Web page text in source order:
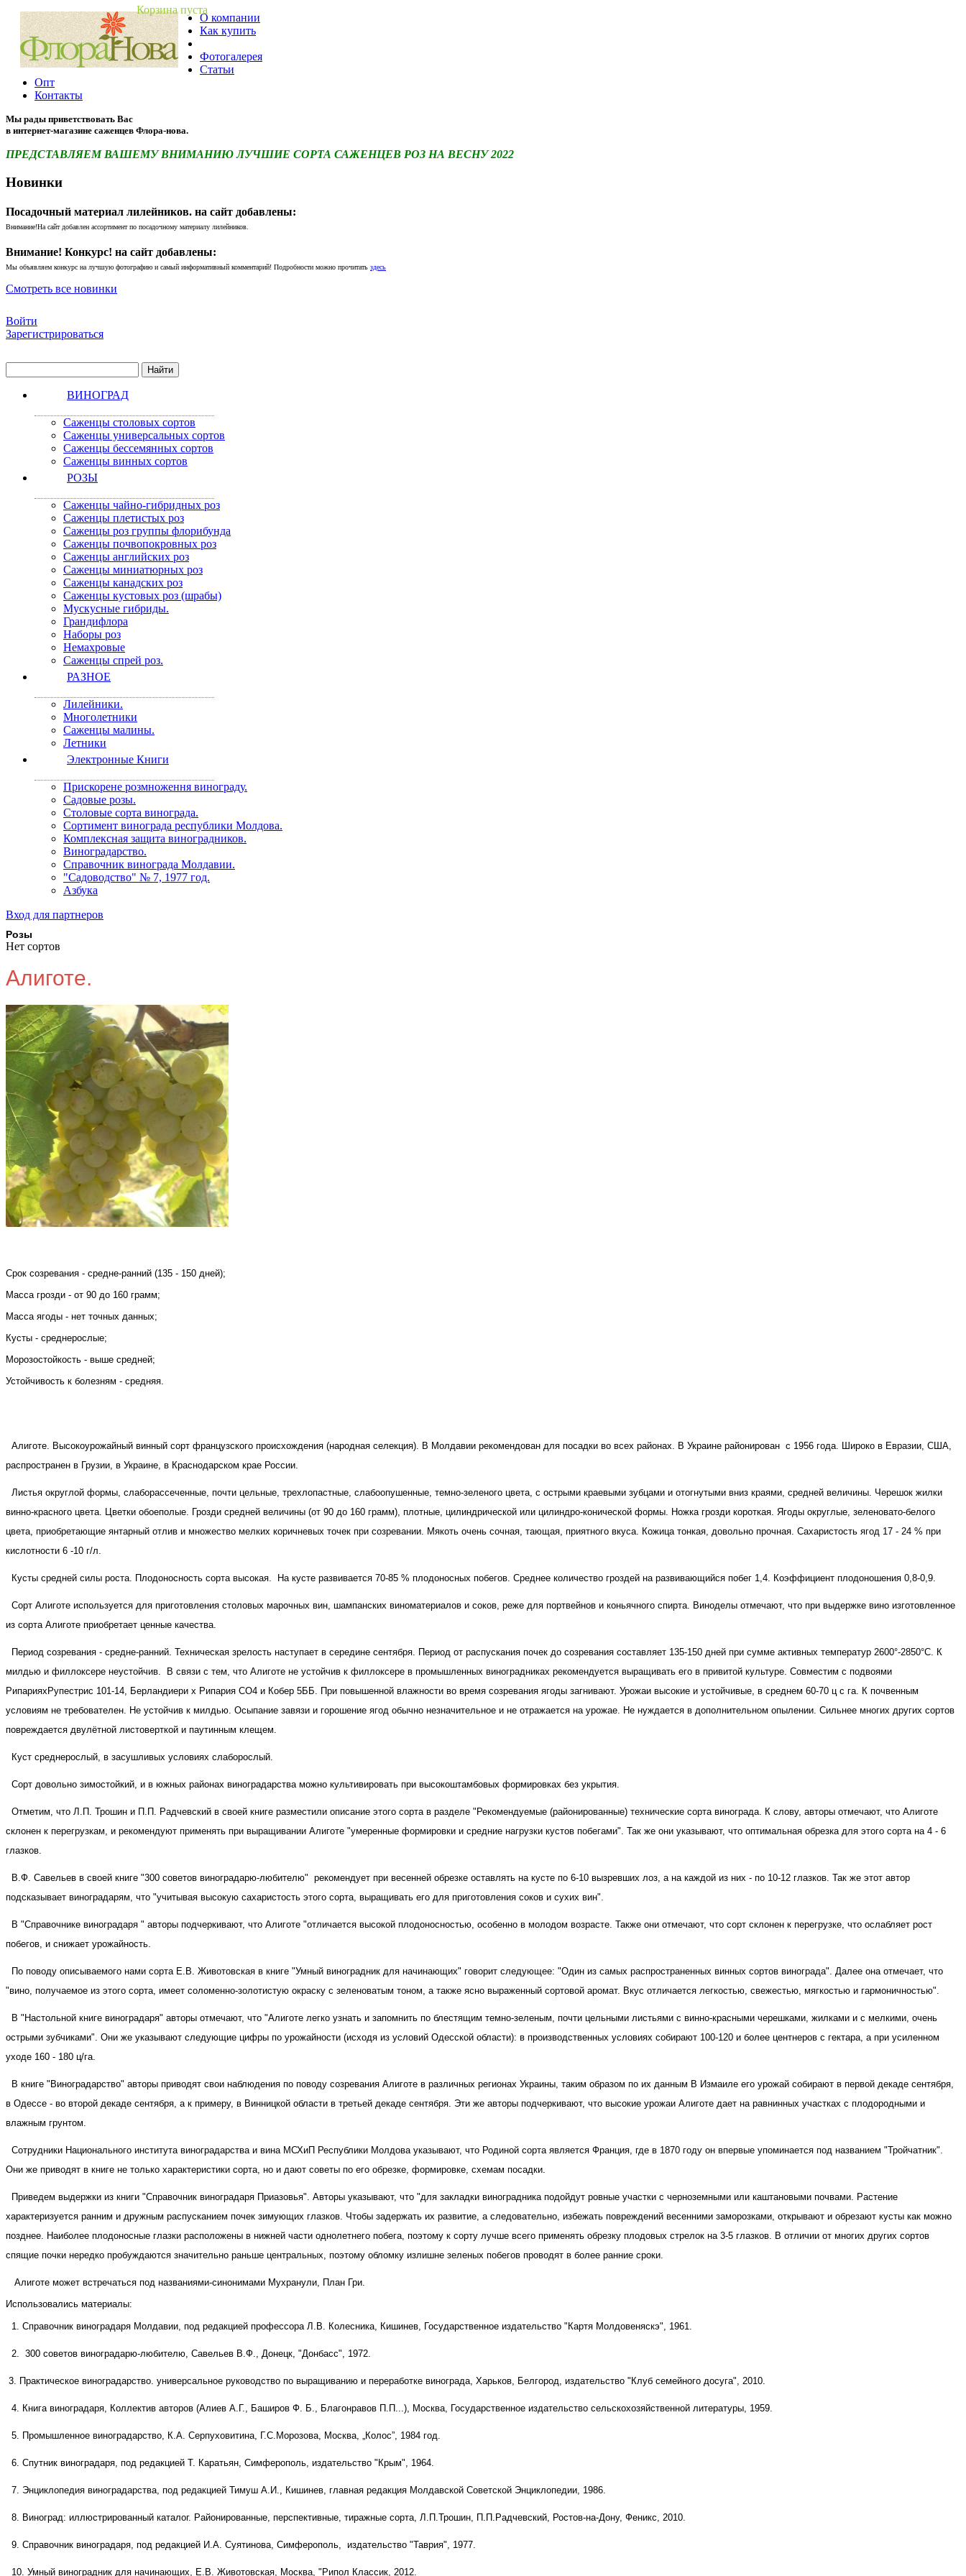
Корзина пуста
О компании
Как купить
Фотогалерея
Статьи
Опт
Контакты
Мы рады приветствовать Вас
в интернет-магазине саженцев Флора-нова.
ПРЕДСТАВЛЯЕМ ВАШЕМУ ВНИМАНИЮ ЛУЧШИЕ СОРТА САЖЕНЦЕВ РОЗ НА ВЕСНУ 2022
Новинки
Посадочный материал лилейников. на сайт добавлены:
Внимание!На сайт добавлен ассортимент по посадочному материалу лилейников.
Внимание! Конкурс! на сайт добавлены:
Мы объявляем конкурс на лучшую фотографию и самый информативный комментарий! Подробности можно прочитать здесь
Смотреть все новинки
Войти
Зарегистрироваться
ВИНОГРАД
Саженцы столовых сортов
Саженцы универсальных сортов
Саженцы бессемянных сортов
Саженцы винных сортов
РОЗЫ
Саженцы чайно-гибридных роз
Саженцы плетистых роз
Саженцы роз группы флорибунда
Саженцы почвопокровных роз
Саженцы английских роз
Саженцы миниатюрных роз
Саженцы канадских роз
Саженцы кустовых роз (шрабы)
Мускусные гибриды.
Грандифлора
Наборы роз
Немахровые
Саженцы спрей роз.
РАЗНОЕ
Лилейники.
Многолетники
Саженцы малины.
Летники
Электронные Книги
Прискорене розмноження винограду.
Садовые розы.
Столовые сорта винограда.
Сортимент винограда республики Молдова.
Комплексная защита виноградников.
Виноградарство.
Справочник винограда Молдавии.
"Садоводство" № 7, 1977 год.
Азбука
Вход для партнеров
Розы
Нет сортов
Алиготе.
Срок созревания - средне-ранний (135 - 150 дней);
Масса грозди - от 90 до 160 грамм;
Масса ягоды - нет точных данных;
Кусты - среднерослые;
Морозостойкость - выше средней;
Устойчивость к болезням - средняя.
Алиготе. Высокоурожайный винный сорт французского происхождения (народная селекция). В Молдавии рекомендован для посадки во всех районах. В Украине районирован с 1956 года. Широко в Евразии, США,
распространен в Грузии, в Украине, в Краснодарском крае России.
Листья округлой формы, слаборассеченные, почти цельные, трехлопастные, слабоопушенные, темно-зеленого цвета, с острыми краевыми зубцами и отогнутыми вниз краями, средней величины. Черешок жилки
винно-красного цвета. Цветки обоеполые. Грозди средней величины (от 90 до 160 грамм), плотные, цилиндрической или цилиндро-конической формы. Ножка грозди короткая. Ягоды округлые, зеленовато-белого
цвета, приобретающие янтарный отлив и множество мелких коричневых точек при созревании. Мякоть очень сочная, тающая, приятного вкуса. Кожица тонкая, довольно прочная. Сахаристость ягод 17 - 24 % при
кислотности 6 -10 г/л.
Кусты средней силы роста. Плодоносность сорта высокая. На кусте развивается 70-85 % плодоносных побегов. Среднее количество гроздей на развивающийся побег 1,4. Коэффициент плодоношения 0,8-0,9.
Сорт Алиготе используется для приготовления столовых марочных вин, шампанских виноматериалов и соков, реже для портвейнов и коньячного спирта. Виноделы отмечают, что при выдержке вино изготовленное
из сорта Алиготе приобретает ценные качества.
Период созревания - средне-ранний. Техническая зрелость наступает в середине сентября. Период от распускания почек до созревания составляет 135-150 дней при сумме активных температур 2600°-2850°С. К
милдью и филлоксере неустойчив.
В связи с тем, что Алиготе не устойчив к филлоксере в промышленных виноградниках рекомендуется выращивать его в привитой культуре. Совместим с подвоями
РипарияхРупестрис 101-14, Берландиери х Рипария СО4 и Кобер 5ББ. При повышенной влажности во время созревания ягоды загнивают. Урожаи высокие и устойчивые, в среднем 60-70 ц с га. К почвенным
условиям не требователен. Не устойчив к милдью. Осыпание завязи и горошение ягод обычно незначительное и не отражается на урожае. Не нуждается в дополнительном опылении. Сильнее многих других сортов
повреждается двулётной листоверткой и паутинным клещем.
Куст среднерослый, в засушливых условиях слаборослый.
Сорт довольно зимостойкий, и в южных районах виноградарства можно культивировать при высокоштамбовых формировках без укрытия.
Отметим, что Л.П. Трошин и П.П. Радчевский в своей книге разместили описание этого сорта в разделе "Рекомендуемые (районированные) технические сорта винограда. К слову, авторы отмечают, что Алиготе
склонен к перегрузкам, и рекомендуют применять при выращивании Алиготе "умеренные формировки и средние нагрузки кустов побегами". Так же они указывают, что оптимальная обрезка для этого сорта на 4 - 6
глазков.
В.Ф. Савельев в своей книге "300 советов виноградарю-любителю" рекомендует при весенней обрезке оставлять на кусте по 6-10 вызревших лоз, а на каждой из них - по 10-12 глазков. Так же этот автор
подсказывает виноградарям, что "учитывая высокую сахаристость этого сорта, выращивать его для приготовления соков и сухих вин".
В "Справочнике виноградаря " авторы подчеркивают, что Алиготе "отличается высокой плодоносностью, особенно в молодом возрасте. Также они отмечают, что сорт склонен к перегрузке, что ослабляет рост
побегов, и снижает урожайность.
По поводу описываемого нами сорта Е.В. Животовская в книге "Умный виноградник для начинающих" говорит следующее: "Один из самых распространенных винных сортов винограда". Далее она отмечает, что
"вино, получаемое из этого сорта, имеет соломенно-золотистую окраску с зеленоватым тоном, а также ясно выраженный сортовой аромат. Вкус отличается легкостью, свежестью, мягкостью и гармоничностью".
В "Настольной книге виноградаря" авторы отмечают, что "Алиготе легко узнать и запомнить по блестящим темно-зеленым, почти цельными листьями с винно-красными черешками, жилками и с мелкими, очень
острыми зубчиками". Они же указывают следующие цифры по урожайности (исходя из условий Одесской области): в производственных условиях собирают 100-120 и более центнеров с гектара, а при усиленном
уходе 160 - 180 ц/га.
В книге "Виноградарство" авторы приводят свои наблюдения по поводу созревания Алиготе в различных регионах Украины, таким образом по их данным В Измаиле его урожай собирают в первой декаде сентября,
в Одессе - во второй декаде сентября, а к примеру, в Винницкой области в третьей декаде сентября. Эти же авторы подчеркивают, что высокие урожаи Алиготе дает на равнинных участках с плодородными и
влажным грунтом.
Сотрудники Национального института виноградарства и вина МСХиП Республики Молдова указывают, что Родиной сорта является Франция, где в 1870 году он впервые упоминается под названием "Тройчатник".
Они же приводят в книге не только характеристики сорта, но и дают советы по его обрезке, формировке, схемам посадки.
Приведем выдержки из книги "Справочник виноградаря Приазовья". Авторы указывают, что "для закладки виноградника подойдут ровные участки с черноземными или каштановыми почвами. Растение
характеризуется ранним и дружным распусканием почек зимующих глазков. Чтобы задержать их развитие, а следовательно, избежать повреждений весенними заморозками, открывают и обрезают кусты как можно
позднее. Наиболее плодоносные глазки расположены в нижней части однолетнего побега, поэтому к сорту лучше всего применять обрезку плодовых стрелок на 3-5 глазков. В отличии от многих других сортов
спящие почки нередко пробуждаются значительно раньше центральных, поэтому обломку излишне зеленых побегов проводят в более ранние сроки.
Алиготе может встречаться под названиями-синонимами Мухранули, План Гри.
Использовались материалы:
1. Справочник виноградаря Молдавии, под редакцией профессора Л.В. Колесника, Кишинев, Государственное издательство "Картя Молдовеняскэ", 1961.
2. 300 советов виноградарю-любителю, Савельев В.Ф., Донецк, "Донбасс", 1972.
3. Практическое виноградарство. универсальное руководство по выращиванию и переработке винограда, Харьков, Белгород, издательство "Клуб семейного досуга", 2010.
4. Книга виноградаря, Коллектив авторов (Алиев А.Г., Баширов Ф. Б., Благонравов П.П...), Москва, Государственное издательство сельскохозяйственной литературы, 1959.
5. Промышленное виноградарство, К.А. Серпуховитина, Г.С.Морозова, Москва, „Колос”, 1984 год.
6. Спутник виноградаря, под редакцией Т. Каратьян, Симферополь, издательство "Крым", 1964.
7. Энциклопедия виноградарства, под редакцией Тимуш А.И., Кишинев, главная редакция Молдавской Советской Энциклопедии, 1986.
8. Виноград: иллюстрированный каталог. Районированные, перспективные, тиражные сорта, Л.П.Трошин, П.П.Радчевский, Ростов-на-Дону, Феникс, 2010.
9. Справочник виноградаря, под редакцией И.А. Суятинова, Симферополь, издательство "Таврия", 1977.
10. Умный виноградник для начинающих, Е.В. Животовская, Москва, "Рипол Классик, 2012.